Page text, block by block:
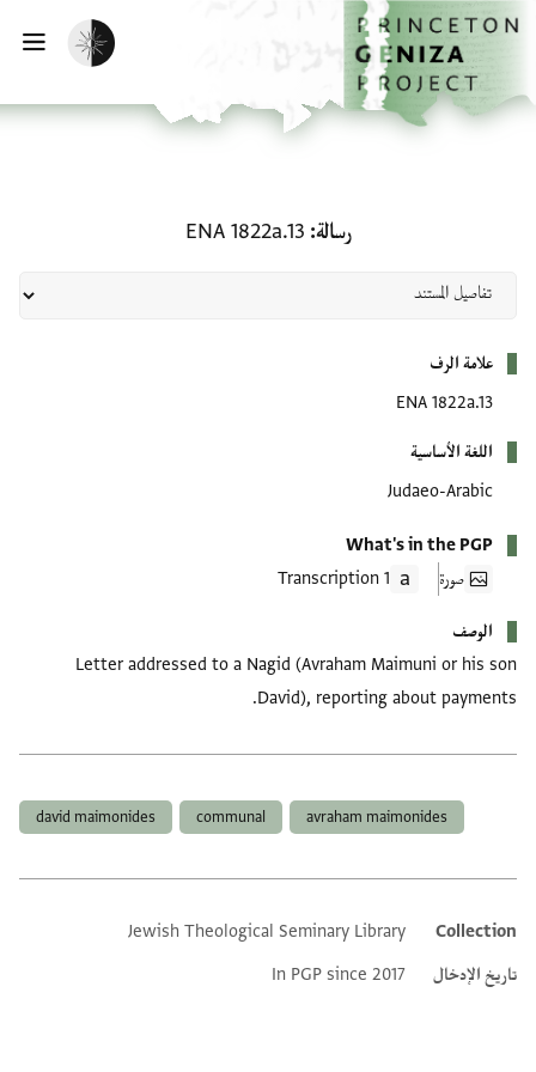
إلى المحتوى الرئيسي
الرئيسية
تفعيل الوضع المظلم
رسالة ENA 1822a.13
علامة الرف
ENA 1822a.13
اللغة الأساسية
Judaeo-Arabic
What's in the PGP
صورة
1 Transcription
الوصف
Letter addressed to a Nagid (Avraham Maimuni or his son
David), reporting about payments.
avraham maimonides
communal
david maimonides
Additional metadata
Collection
Jewish Theological Seminary Library
تاريخ الإدخال
In PGP since 2017